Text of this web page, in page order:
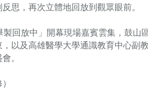
思，再次立體地回放到觀眾眼前。
製回放中」開幕現場嘉賓雲集，鼓
以及高雄醫學大學通識教育中心副
。